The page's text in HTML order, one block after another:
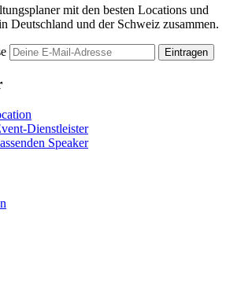
mit den besten Locations und
Deutschland und der Schweiz zusammen.
Eintragen
Dienstleister
Speaker